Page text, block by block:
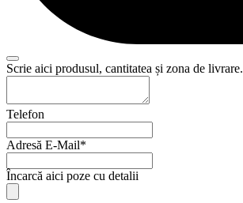
Scrie aici produsul, cantitatea și zona de livrare.
Telefon
Adresă E-Mail*
Încarcă aici poze cu detalii